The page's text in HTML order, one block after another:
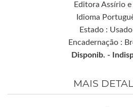
Editora Assírio
Idioma
Estado :
Encadernação :
Disponib. -
MAIS